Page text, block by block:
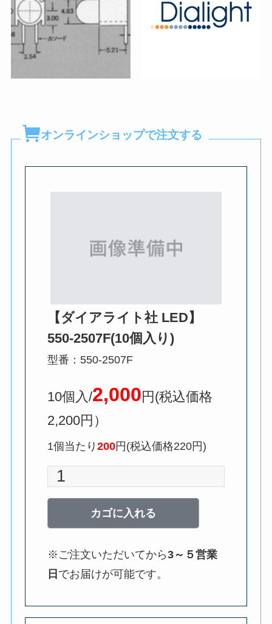
オンラインショップで注文する
【ダイアライト社 LED】
550-2507F(10個入り)
型番：550-2507F
10個入/2,000 円(税込価格
2,200円）
1個当たり200円(税込価格220円)
※ご注文いただいてから3～５営業
日 でお届けが可能です。